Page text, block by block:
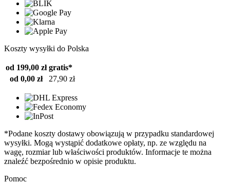
Koszty wysyłki do Polska
od 199,00 zł gratis*
od 0,00 zł
27,90 zł
*Podane koszty dostawy obowiązują w przypadku standardowej
wysyłki. Mogą wystąpić dodatkowe opłaty, np. ze względu na
wagę, rozmiar lub właściwości produktów. Informacje te można
znaleźć bezpośrednio w opisie produktu.
Pomoc